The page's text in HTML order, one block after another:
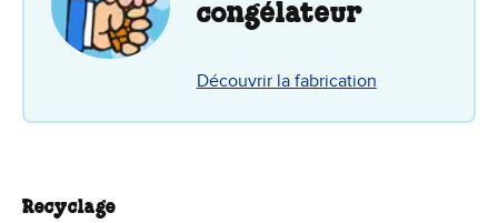
congélateur
Découvrir la fabrication
Recyclage